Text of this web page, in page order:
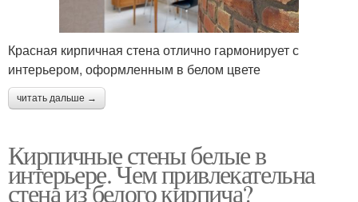
Красная кирпичная стена отлично гармонирует с
интерьером, оформленным в белом цвете
читать дальше →
Кирпичные стены белые в
интерьере. Чем привлекательна
стена из белого кирпича?